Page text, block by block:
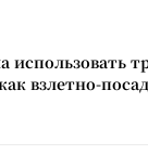
взлетно-